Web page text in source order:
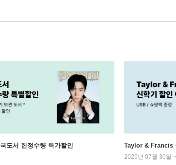
도서 한정수량 특가할인 Taylor & Francis
2026년 07월 30일